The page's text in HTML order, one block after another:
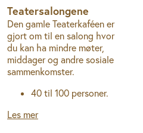
Teatersalongene
Den gamle Teaterkaféen er
gjort om til en salong hvor
du kan ha mindre møter,
middager og andre sosiale
sammenkomster.
40 til 100 personer.
Les mer